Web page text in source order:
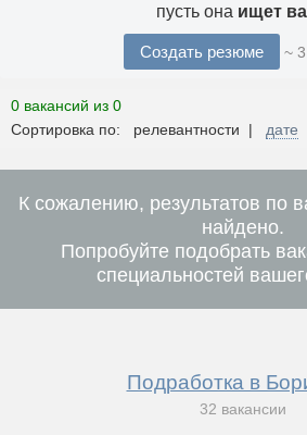
пусть она ищет
Создать резюме ~
0 вакансий из 0
Сортировка по: релевантности | дате
К сожалению, результатов по
найдено.
Попробуйте подобрать
специальностей
Подработка в
32 вакансии